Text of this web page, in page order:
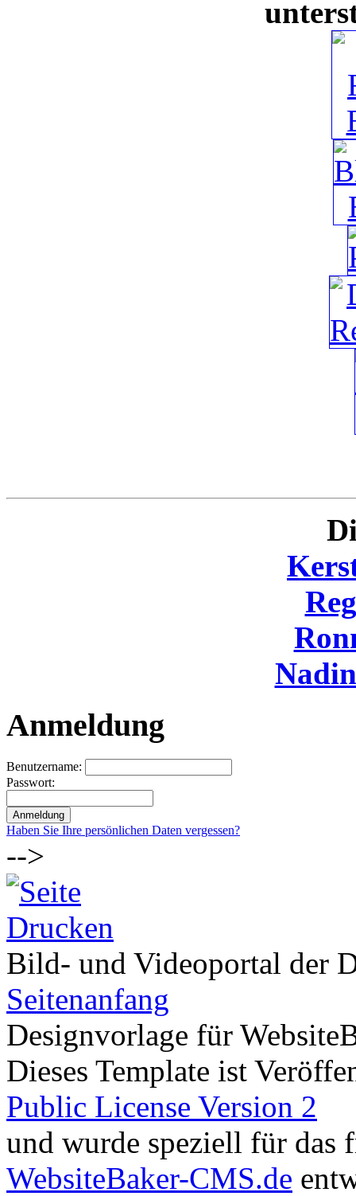
Anmeldung
Benutzername:
Passwort:
Haben Sie Ihre persönlichen Daten vergessen?
-->
Bild- und Videoportal der
Seitenanfang
Designvorlage für
Dieses Template ist
Public License Version 2
und wurde speziell für das
WebsiteBaker-CMS.de